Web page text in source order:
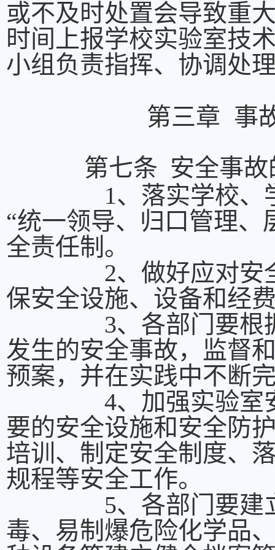
或不及时处置会导致重
时间上报学校实验室技
小组负责指挥、协调处
第三章 事
第七条 安全事故
1、落实学校、学院
“统一领导、归口管理
全责任制。
2、做好应对安全事
保安全设施、设备和经
3、各部门要根据学
发生的安全事故，监督
预案，并在实践中不断
4、加强实验室安全
要的安全设施和安全防
培训、制定安全制度、
规程等安全工作。
5、各部门要建立有
毒、易制爆危险化学品